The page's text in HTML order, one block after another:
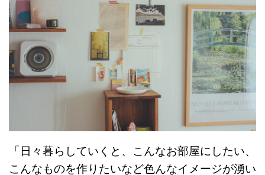
「日々暮らしていくと、こんなお部屋にしたい、
こんなものを作りたいなど色んなイメージが湧い